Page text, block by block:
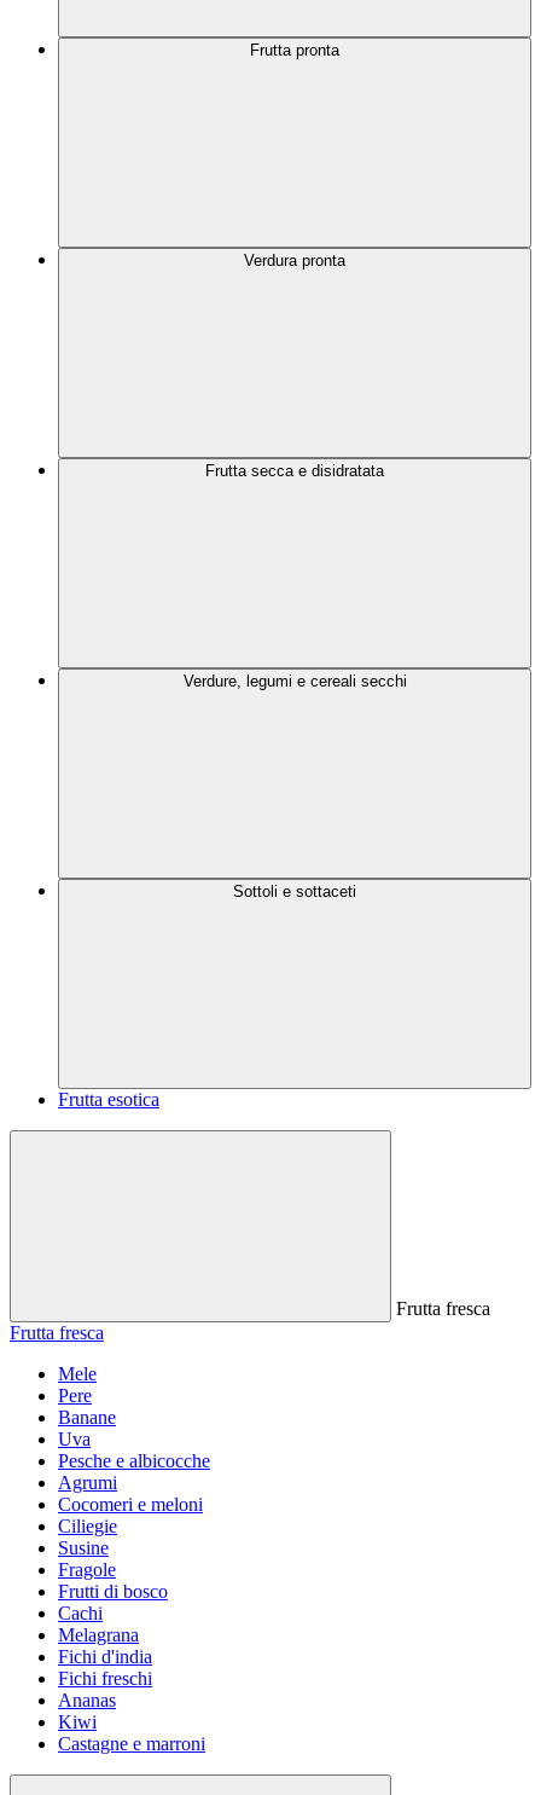
Frutta pronta
Verdura pronta
Frutta secca e disidratata
Verdure, legumi e cereali secchi
Sottoli e sottaceti
Frutta esotica
Frutta fresca
Frutta fresca
Mele
Pere
Banane
Uva
Pesche e albicocche
Agrumi
Cocomeri e meloni
Ciliegie
Susine
Fragole
Frutti di bosco
Cachi
Melagrana
Fichi d'india
Fichi freschi
Ananas
Kiwi
Castagne e marroni